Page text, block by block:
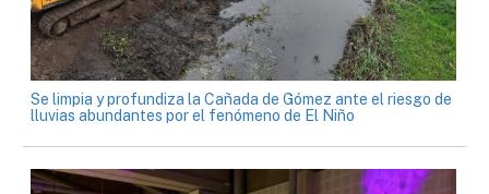
Se limpia y profundiza la Cañada de Gómez ante el riesgo de
lluvias abundantes por el fenómeno de El Niño